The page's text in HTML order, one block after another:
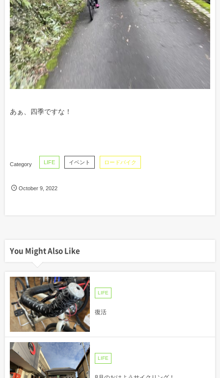
あぁ、四季ですな！
LIFE イベント ロードバイク
October 9,2022
You Might Also Like
LIFE
復活
LIFE